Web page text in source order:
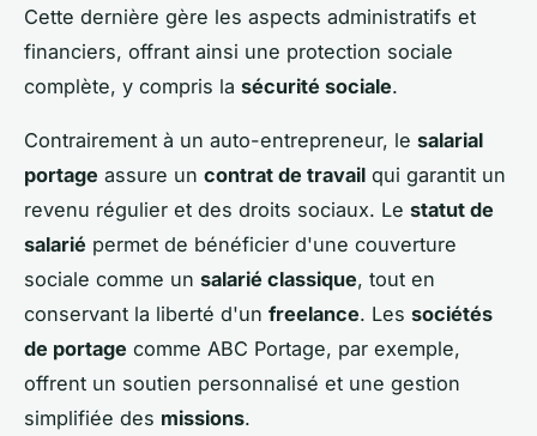
Cette dernière gère les aspects administratifs et
financiers, offrant ainsi une protection sociale
complète, y compris la sécurité sociale.
Contrairement à un auto-entrepreneur, le salarial
portage assure un contrat de travail qui garantit un
revenu régulier et des droits sociaux. Le statut de
salarié permet de bénéficier d'une couverture
sociale comme un salarié classique, tout en
conservant la liberté d'un freelance. Les sociétés
de portage comme ABC Portage, par exemple,
offrent un soutien personnalisé et une gestion
simplifiée des missions.